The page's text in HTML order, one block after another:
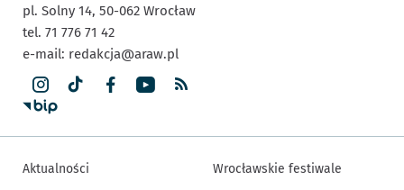
pl. Solny 14, 50-062 Wrocław
tel. 71 776 71 42
e-mail: redakcja@araw.pl
Aktualności
Wrocławskie festiwale